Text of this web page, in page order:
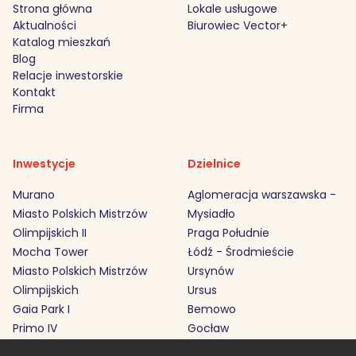
Strona główna
Aktualności
Katalog mieszkań
Blog
Relacje inwestorskie
Kontakt
Firma
Lokale usługowe
Biurowiec Vector+
Inwestycje
Murano
Miasto Polskich Mistrzów
Olimpijskich II
Mocha Tower
Miasto Polskich Mistrzów
Olimpijskich
Gaia Park I
Primo IV
Dzielnice
Aglomeracja warszawska -
Mysiadło
Praga Południe
Łódź - Środmieście
Ursynów
Ursus
Bemowo
Gocław